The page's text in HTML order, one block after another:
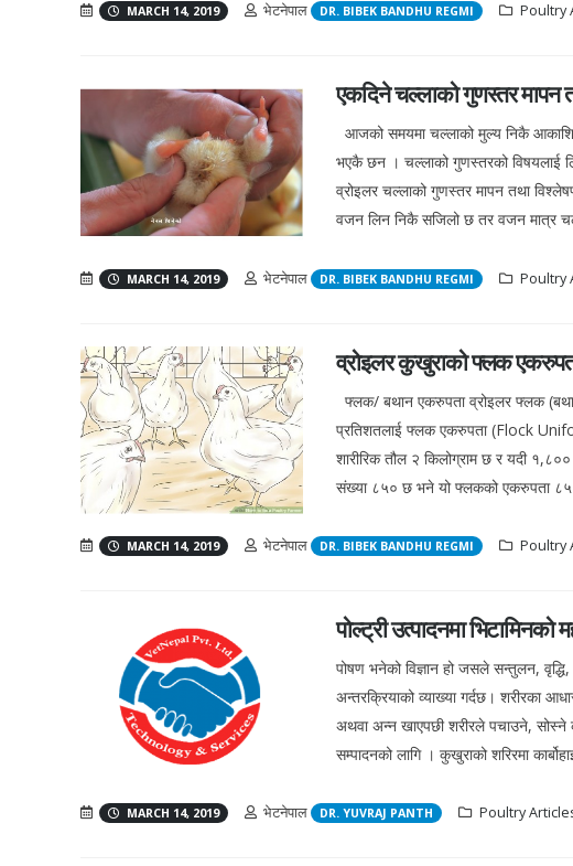
MARCH 14, 2019 भेटनेपाल DR. BIBEK BANDHU REGMI Poultry
एकदिने चल्लाको गुणस्तर मापन
आजको समयमा चल्लाको मुल्य निकै
भएकै छन । चल्लाको गुणस्तरको विषयलाई
व्रोइलर चल्लाको गुणस्तर मापन तथा
वजन लिन निकै सजिलो छ तर वजन मात्र
MARCH 14, 2019 भेटनेपाल DR. BIBEK BANDHU REGMI Poultry
व्रोइलर कुखुराको फ्लक
फ्लक/ बथान एकरुपता व्रोइलर फ्लक
प्रतिशतलाई फ्लक एकरुपता (Flock
शारीरिक तौल २ किलोग्राम छ र यदी
संख्या ८५० छ भने यो फ्लकको एकरुपता
MARCH 14, 2019 भेटनेपाल DR. BIBEK BANDHU REGMI Poultry
पोल्ट्री उत्पादनमा भिटामिनको
पोषण भनेको विज्ञान हो जसले सन्तुलन,
अन्तरक्रियाको व्याख्या गर्दछ। शरीरका
अथवा अन्न खाएपछी शरीरले पचाउने, सोस्ने
सम्पादनको लागि । कुखुराको शरिरमा
MARCH 14, 2019 भेटनेपाल DR. YUVRAJ PANTH Poultry